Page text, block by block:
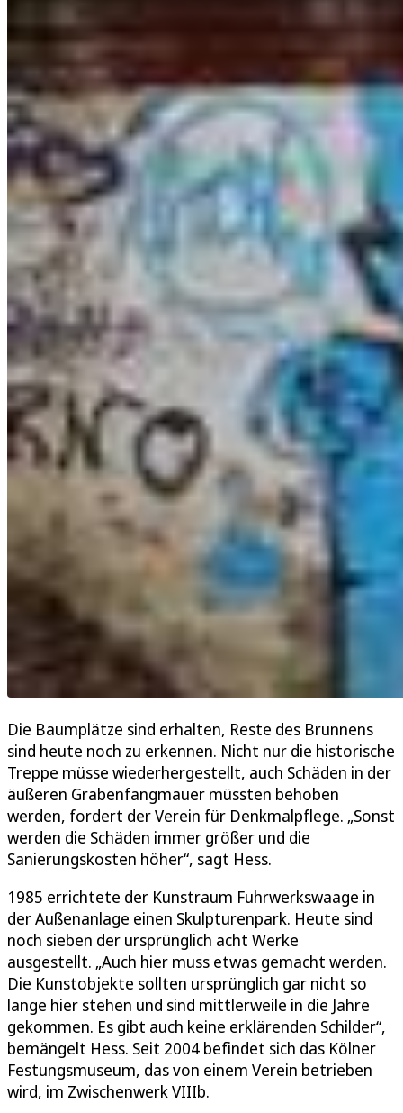
Die Baumplätze sind erhalten, Reste des Brunnens
sind heute noch zu erkennen. Nicht nur die historische
Treppe müsse wiederhergestellt, auch Schäden in der
äußeren Grabenfangmauer müssten behoben
werden, fordert der Verein für Denkmalpflege. „Sonst
werden die Schäden immer größer und die
Sanierungskosten höher“, sagt Hess.
1985 errichtete der Kunstraum Fuhrwerkswaage in
der Außenanlage einen Skulpturenpark. Heute sind
noch sieben der ursprünglich acht Werke
ausgestellt. „Auch hier muss etwas gemacht werden.
Die Kunstobjekte sollten ursprünglich gar nicht so
lange hier stehen und sind mittlerweile in die Jahre
gekommen. Es gibt auch keine erklärenden Schilder“,
bemängelt Hess. Seit 2004 befindet sich das Kölner
Festungsmuseum, das von einem Verein betrieben
wird, im Zwischenwerk VIIIb.